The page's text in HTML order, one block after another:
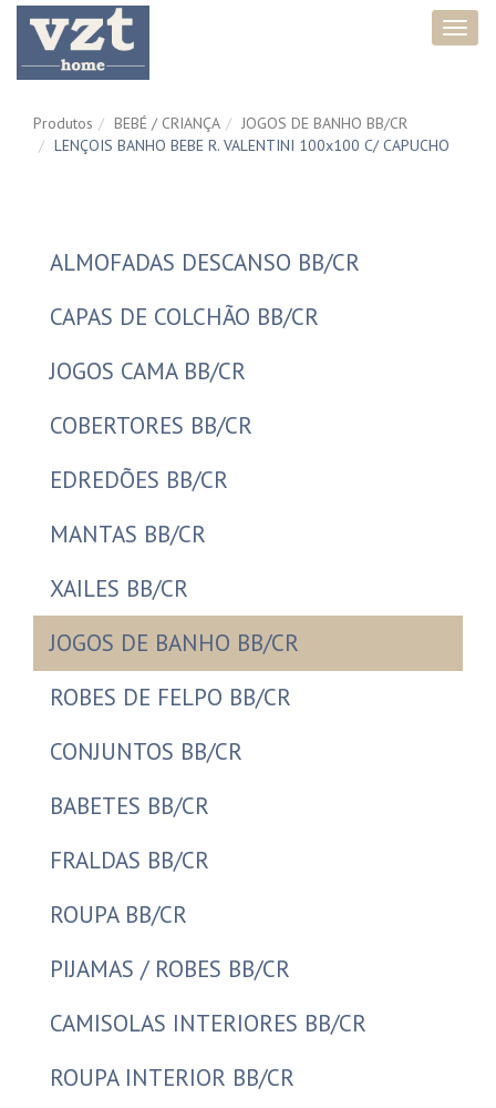
Produtos BEBÉ / CRIANÇA
JOGOS DE BANHO BB/CR
LENÇOIS BANHO BEBE R. VALENTINI 100x100 C/ CAPUCHO
ALMOFADAS DESCANSO BB/CR
CAPAS DE COLCHÃO BB/CR
JOGOS CAMA BB/CR
COBERTORES BB/CR
EDREDÕES BB/CR
MANTAS BB/CR
XAILES BB/CR
JOGOS DE BANHO BB/CR
ROBES DE FELPO BB/CR
CONJUNTOS BB/CR
BABETES BB/CR
FRALDAS BB/CR
ROUPA BB/CR
PIJAMAS / ROBES BB/CR
CAMISOLAS INTERIORES BB/CR
ROUPA INTERIOR BB/CR